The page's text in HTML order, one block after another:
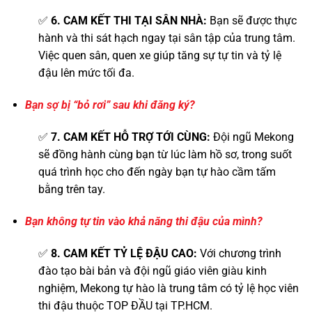
✅ 6. CAM KẾT THI TẠI SÂN NHÀ: Bạn sẽ được thực
hành và thi sát hạch ngay tại sân tập của trung tâm.
Việc quen sân, quen xe giúp tăng sự tự tin và tỷ lệ
đậu lên mức tối đa.
Bạn sợ bị “bỏ rơi” sau khi đăng ký?
✅ 7. CAM KẾT HỖ TRỢ TỚI CÙNG: Đội ngũ Mekong
sẽ đồng hành cùng bạn từ lúc làm hồ sơ, trong suốt
quá trình học cho đến ngày bạn tự hào cầm tấm
bằng trên tay.
Bạn không tự tin vào khả năng thi đậu của mình?
✅ 8. CAM KẾT TỶ LỆ ĐẬU CAO: Với chương trình
đào tạo bài bản và đội ngũ giáo viên giàu kinh
nghiệm, Mekong tự hào là trung tâm có tỷ lệ học viên
thi đậu thuộc TOP ĐẦU tại TP.HCM.